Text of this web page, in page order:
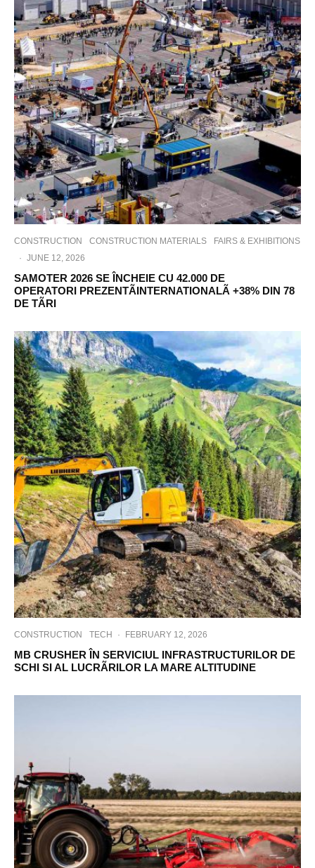
CONSTRUCTION CONSTRUCTION MATERIALS
FAIRS & EXHIBITIONS
· JUNE 12, 2026
SAMOTER 2026 SE ÎNCHEIE CU 42.000 DE
OPERATORI PREZENTÃINTERNATIONALÃ +38% DIN 78
DE TÃRI
CONSTRUCTION TECH · FEBRUARY 12, 2026
MB CRUSHER ÎN SERVICIUL INFRASTRUCTURILOR DE
SCHI SI AL LUCRÃRILOR LA MARE ALTITUDINE